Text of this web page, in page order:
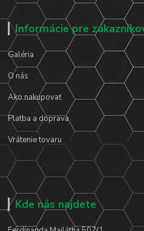
Informácie pre
Galéria
O nás
Ako nakupovať
Platba a doprava
Vrátenie tovaru
Kde nás najdete